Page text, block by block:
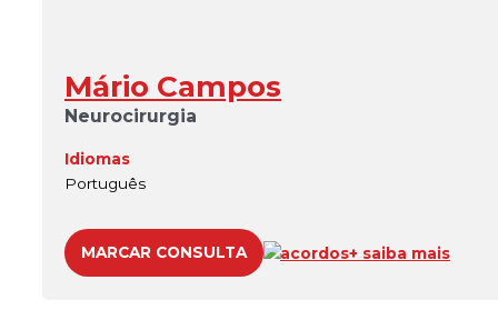
Mário Campos
Neurocirurgia
Idiomas
Português
MARCAR CONSULTA acordos+ saiba mais